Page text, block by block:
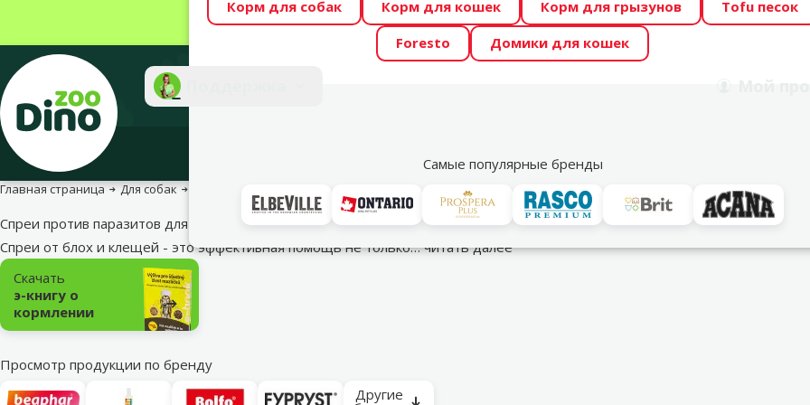
Весь месяц Dino Zoo предлагает отличные цены на ТОП-овые корма! 🍖
Фотоконкурс “GADA ŪSAIŅI”! Возможно Твой питомец станет звездой
Корм для собак Корм для кошек Корм для грызунов
Tofu песок
Foresto
Домики для кошек
Самые популярные бренды
Акции
Главная страница Для собак Спреи против паразитов
Спреи против паразитов для собак
Спреи от блох и клещей - это эффективная помощь не только…читать далее
Подкатегория
Скачать
э-книгу о
кормлении
Просмотр продукции по бренду
Другие